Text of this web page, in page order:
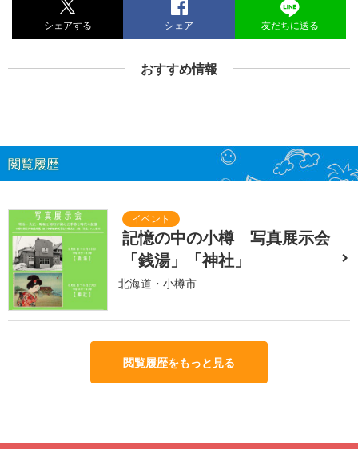
シェアする シェア 友だちに送る
おすすめ情報
閲覧履歴
記憶の中の小樽 写真展示会
「銭湯」「神社」
北海道・小樽市
閲覧履歴をもっと見る